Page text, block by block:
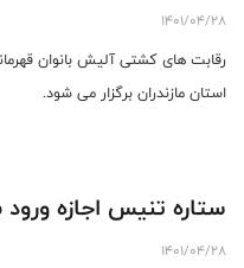
1401/04/28
استان مازندران برگزار می شود.
ستاره تنیس اجازه ورود
1401/04/28